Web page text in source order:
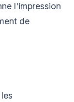
l'impression
de